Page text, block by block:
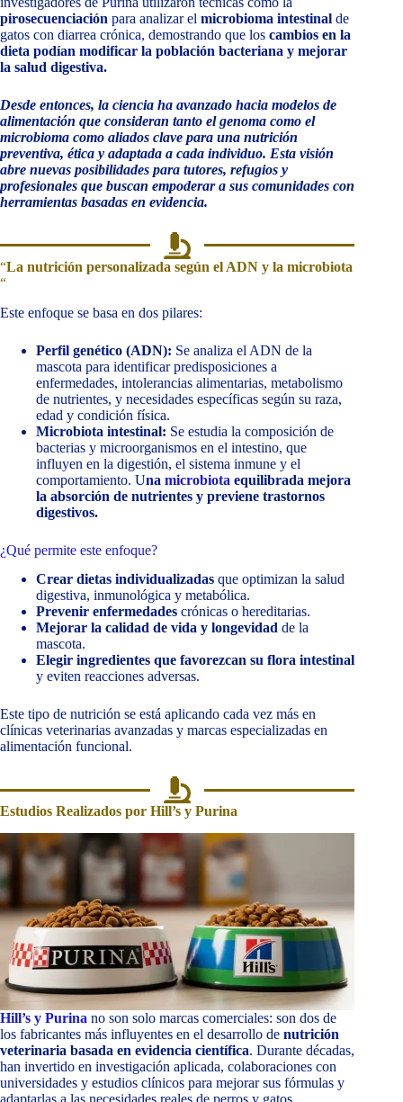
pirosecuenciación para analizar el microbioma intestinal de
gatos con diarrea crónica, demostrando que los cambios en la
dieta podían modificar la población bacteriana y mejorar
la salud digestiva.
Desde entonces, la ciencia ha avanzado hacia modelos de
alimentación que consideran tanto el genoma como el
microbioma como aliados clave para una nutrición
preventiva, ética y adaptada a cada individuo. Esta visión
abre nuevas posibilidades para tutores, refugios y
profesionales que buscan empoderar a sus comunidades con
herramientas basadas en evidencia.
“La nutrición personalizada según el ADN y la microbiota
“
Este enfoque se basa en dos pilares:
Perfil genético (ADN): Se analiza el ADN de la
mascota para identificar predisposiciones a
enfermedades, intolerancias alimentarias, metabolismo
de nutrientes, y necesidades específicas según su raza,
edad y condición física.
Microbiota intestinal: Se estudia la composición de
bacterias y microorganismos en el intestino, que
influyen en la digestión, el sistema inmune y el
comportamiento. Una microbiota equilibrada mejora
la absorción de nutrientes y previene trastornos
digestivos.
¿Qué permite este enfoque?
Crear dietas individualizadas que optimizan la salud
digestiva, inmunológica y metabólica.
Prevenir enfermedades crónicas o hereditarias.
Mejorar la calidad de vida y longevidad de la
mascota.
Elegir ingredientes que favorezcan su flora intestinal
y eviten reacciones adversas.
Este tipo de nutrición se está aplicando cada vez más en
clínicas veterinarias avanzadas y marcas especializadas en
alimentación funcional.
Estudios Realizados por Hill’s y Purina
Hill’s y Purina no son solo marcas comerciales: son dos de
los fabricantes más influyentes en el desarrollo de nutrición
veterinaria basada en evidencia científica. Durante décadas,
han invertido en investigación aplicada, colaboraciones con
universidades y estudios clínicos para mejorar sus fórmulas y